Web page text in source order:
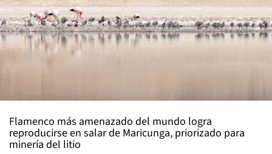
Flamenco más amenazado del mundo logra
reproducirse en salar de Maricunga, priorizado para
minería del litio